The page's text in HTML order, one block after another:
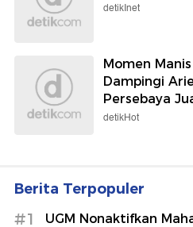
detikInet
Momen
Dampingi
Persebaya
detikHot
Berita Terpopuler
#1
UGM Nonaktifkan